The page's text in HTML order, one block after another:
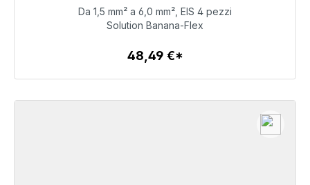
48,49 €
Dettagli
Da 1,5 mm² a 6,0 mm², EIS 4 pezzi
Solution Banana-Flex
48,49 €*